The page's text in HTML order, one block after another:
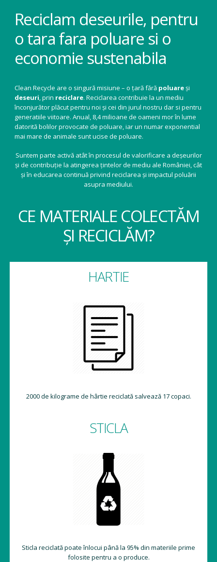
Reciclam deseurile, pentru
o tara fara poluare si o
economie sustenabila
Clean Recycle are o singură misiune – o țară fără poluareși
deseuri, prin reciclare. Reciclarea contribuie la un mediu
înconjurător plăcut pentru noi și cei din jurul nostru dar si pentru
generatiile viitoare. Anual, 8,4 milioane de oameni mor în lume
datorită bolilor provocate de poluare, iar un numar exponential
mai mare de animale sunt ucise de poluare.
Suntem parte activă atât în procesul de valorificare a deșeurilor
și de contribuție la atingerea țintelor de mediu ale României, cât
și în educarea continuă privind reciclarea și impactul poluării
asupra mediului.
CE MATERIALE COLECTĂM
ȘI RECICLĂM?
HARTIE
2000 de kilograme de hârtie reciclată salvează 17 copaci.
STICLA
Sticla reciclată poate înlocui până la 95% din materiile prime
folosite pentru a o produce.